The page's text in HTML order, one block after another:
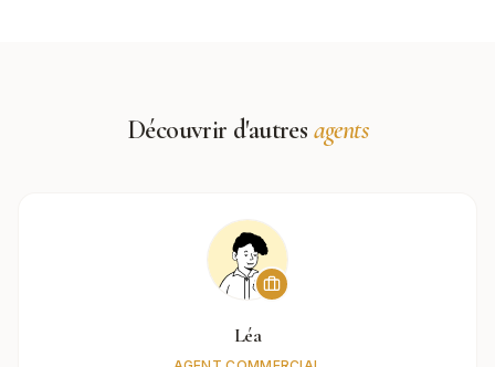
Découvrir d'autres agents
Léa